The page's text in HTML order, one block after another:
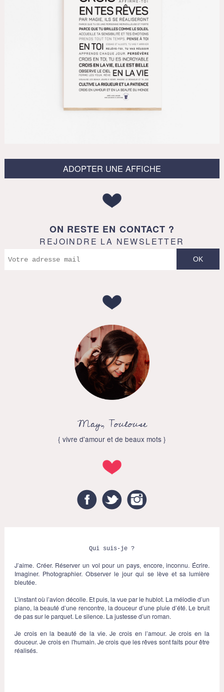
ADOPTER UNE AFFICHE
ON RESTE EN CONTACT ?
REJOINDRE LA NEWSLETTER
May, Toulouse
{ vivre d'amour et de beaux mots }
FacebookTwitter
Qui suis-je ?
J’aime. Créer. Réserver un vol pour un pays, encore, inconnu. Écrire.
Imaginer. Photographier. Observer le jour qui se lève et sa lumière
bleutée.
L’instant où l’avion décolle. Et puis, la vue par le hublot. La mélodie d’un
piano, la beauté d’une rencontre, la douceur d’une pluie d’été. Le bruit
de pas sur le parquet. Le silence. La justesse d’un roman.
Je crois en la beauté de la vie. Je crois en l’amour. Je crois en la
douceur. Je crois en l'humain. Je crois que les rêves sont faits pour être
réalisés.